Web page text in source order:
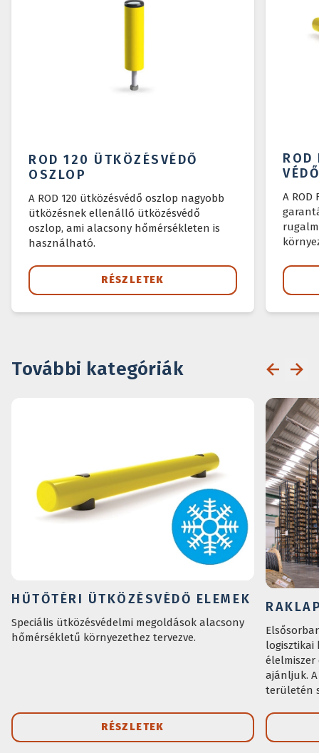
ROD 120 ÜTKÖZÉSVÉDŐ
OSZLOP
A ROD 120 ütközésvédő oszlop nagyobb
ütközésnek ellenálló ütközésvédő
oszlop, ami alacsony hőmérsékleten is
használható.
RÉSZLETEK
ROD
A ROD
További kategóriák
HŰTŐTÉRI ÜTKÖZÉSVÉDŐ ELEMEK
Speciális ütközésvédelmi megoldások alacsony
hőmérsékletű környezethez tervezve.
RÉSZLETEK
ajánljuk.
területén